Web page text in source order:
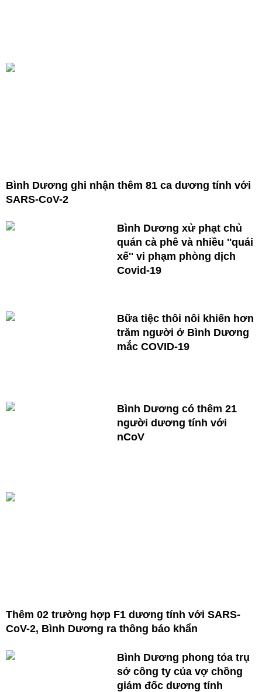
Bình Dương ghi nhận thêm 81 ca dương tính với
SARS-CoV-2
Bình Dương xử phạt chủ
quán cà phê và nhiều ''quái
xế'' vi phạm phòng dịch
Covid-19
Bữa tiệc thôi nôi khiến hơn
trăm người ở Bình Dương
mắc COVID-19
Bình Dương có thêm 21
người dương tính với
nCoV
Thêm 02 trường hợp F1 dương tính với SARS-
CoV-2, Bình Dương ra thông báo khẩn
Bình Dương phong tỏa trụ
sở công ty của vợ chồng
giám đốc dương tính